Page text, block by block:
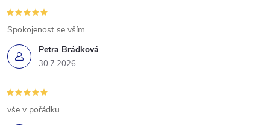
Petra Brádková
30.7.2026
Spokojenost se vším.
vše v pořádku